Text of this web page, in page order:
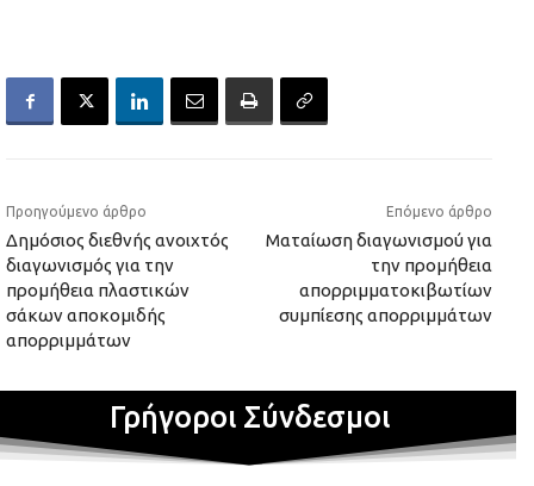
Προηγούμενο άρθρο
Δημόσιος διεθνής ανοιχτός
διαγωνισμός για την
προμήθεια πλαστικών
σάκων αποκομιδής
απορριμμάτων
Επόμενο άρθρο
Ματαίωση διαγωνισμού για
την προμήθεια
απορριμματοκιβωτίων
συμπίεσης απορριμμάτων
Γρήγοροι Σύνδεσμοι